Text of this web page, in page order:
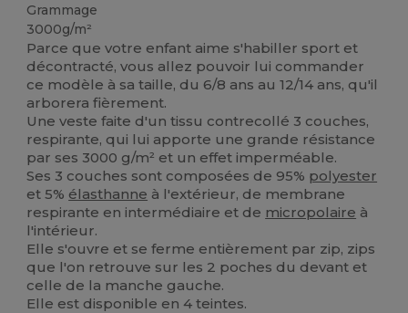
Grammage
3000g/m²
Parce que votre enfant aime s'habiller sport et
décontracté, vous allez pouvoir lui commander
ce modèle à sa taille, du 6/8 ans au 12/14 ans, qu'il
arborera fièrement.
Une veste faite d'un tissu contrecollé 3 couches,
respirante, qui lui apporte une grande résistance
par ses 3000 g/m² et un effet imperméable.
Ses 3 couches sont composées de 95% polyester
et 5% élasthanne à l'extérieur, de membrane
respirante en intermédiaire et de micropolaire à
l'intérieur.
Elle s'ouvre et se ferme entièrement par zip, zips
que l'on retrouve sur les 2 poches du devant et
celle de la manche gauche.
Elle est disponible en 4 teintes.